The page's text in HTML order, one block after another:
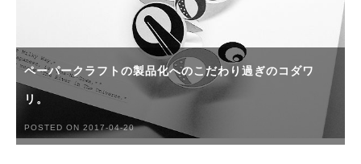
ペーパークラフトの製品化へのこだわり過ぎのコダワ
リ。
POSTED ON 2017-04-20